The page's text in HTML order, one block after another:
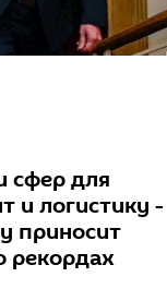
сфер для
и логистику -
приносит
рекордах